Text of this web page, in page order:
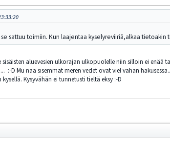
sattuu toimiin. Kun laajentaa kyselyreviiriä,alkaa tietoakin
aluevesien ulkorajan ulkopuolelle niin silloin ei enää
D Mu nää sisemmät meren vedet ovat viel vähän
Kysyvähän ei tunnetusti tieltä eksy :-D